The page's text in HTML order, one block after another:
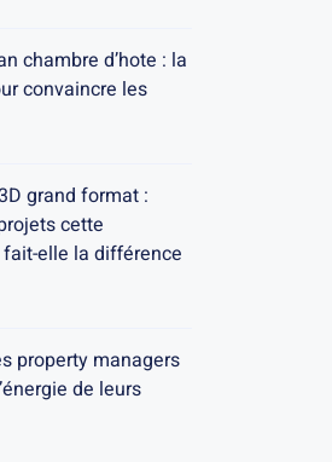
chambre d’hote : la
convaincre les
grand format :
cette
elle la différence
property managers
de leurs